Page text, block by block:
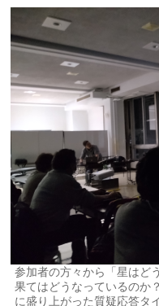
参加者の方々から「星はど
果てはどうなっているのか
に盛り上がった質疑応答タ